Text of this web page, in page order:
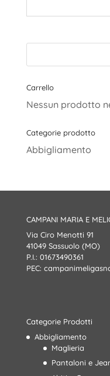
Carrello
Nessun prodotto
Categorie prodotto
Abbigliamento
CAMPANI MARIA E
Via Ciro Menotti 91
41049 Sassuolo (MO)
P.I.: 01673490361
PEC:
Categorie Prodotti
Abbigliamento
Maglieria
Pantaloni e